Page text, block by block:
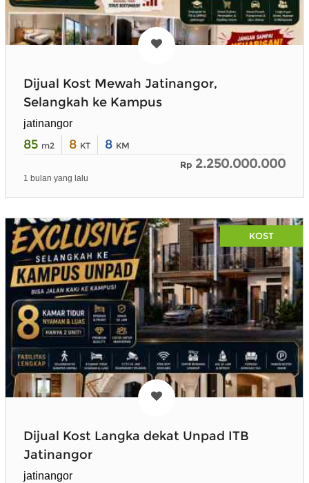
Dijual Kost Mewah Jatinangor,
Selangkah ke Kampus
jatinangor
85 m2 8 KT 8 KM
Rp 2.250.000.000
1 bulan yang lalu
KOST
Dijual Kost Langka dekat Unpad ITB
Jatinangor
jatinangor